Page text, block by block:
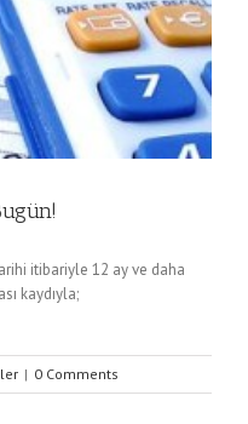
itibariyle 12 ay ve daha
kaydıyla;
| 0 Comments